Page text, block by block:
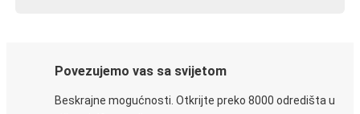
Povezujemo vas sa svijetom
Beskrajne mogućnosti. Otkrijte preko 8000 odredišta u